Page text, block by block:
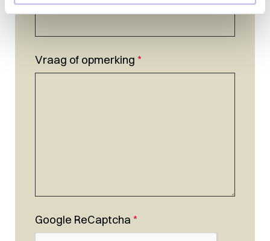
Vraag of opmerking *
Google ReCaptcha *